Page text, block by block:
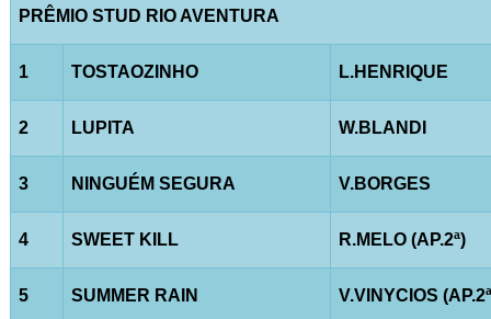
PRÊMIO STUD RIO AVENTURA
1 TOSTAOZINHO L.HENRIQUE
2 LUPITA W.BLANDI
3 NINGUÉM SEGURA V.BORGES
4 SWEET KILL R.MELO (AP.2ª)
5 SUMMER RAIN V.VINYCIOS